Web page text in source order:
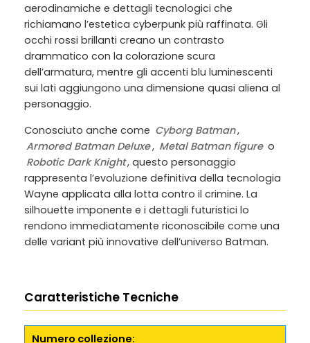
aerodinamiche e dettagli tecnologici che
richiamano l’estetica cyberpunk più raffinata. Gli
occhi rossi brillanti creano un contrasto
drammatico con la colorazione scura
dell’armatura, mentre gli accenti blu luminescenti
sui lati aggiungono una dimensione quasi aliena al
personaggio.
Conosciuto anche come Cyborg Batman,
Armored Batman Deluxe, Metal Batman figure o
Robotic Dark Knight, questo personaggio
rappresenta l’evoluzione definitiva della tecnologia
Wayne applicata alla lotta contro il crimine. La
silhouette imponente e i dettagli futuristici lo
rendono immediatamente riconoscibile come una
delle variant più innovative dell’universo Batman.
Caratteristiche Tecniche
Numero collezione: